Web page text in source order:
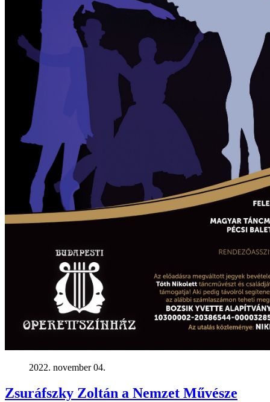
2022. november 04.
Zsuráfszky Zoltán a Nemzet Művésze